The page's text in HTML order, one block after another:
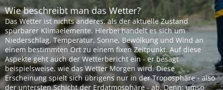
Wie beschreibt man das Wetter?
Das Wetter ist nichts anderes, als der aktuelle Zustand
spürbarer Klimaelemente. Hierbei handelt es sich um
Niederschlag, Temperatur, Sonne, Bewölkung und Wind an
einem bestimmten Ort zu einem fixen Zeitpunkt. Auf diese
Aspekte geht auch der Wetterbericht ein - er besagt
beispielsweise, wie das Wetter Morgen wird. Diese
Erscheinung spielt sich übrigens nur in der Troposphäre - also
der untersten Schicht der Erdatmosphäre - ab. Denn: umso